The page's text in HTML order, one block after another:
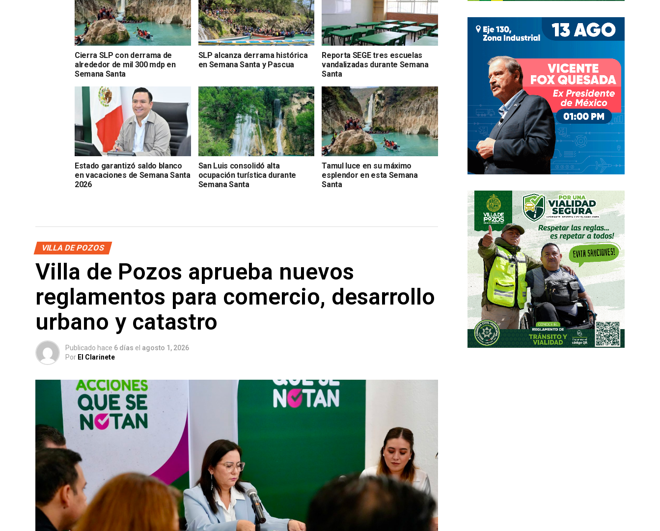
Cierra SLP con derrama de
alrededor de mil 300 mdp en
Semana Santa
SLP alcanza derrama histórica
en Semana Santa y Pascua
Reporta SEGE tres escuelas
vandalizadas durante Semana
Santa
Estado garantizó saldo blanco
en vacaciones de Semana Santa
2026
San Luis consolidó alta
ocupación turística durante
Semana Santa
Tamul luce en su máximo
esplendor en esta Semana
Santa
VILLA DE POZOS
Villa de Pozos aprueba nuevos
reglamentos para comercio, desarrollo
urbano y catastro
Publicado hace 6 días el agosto 1, 2026
Por El Clarinete